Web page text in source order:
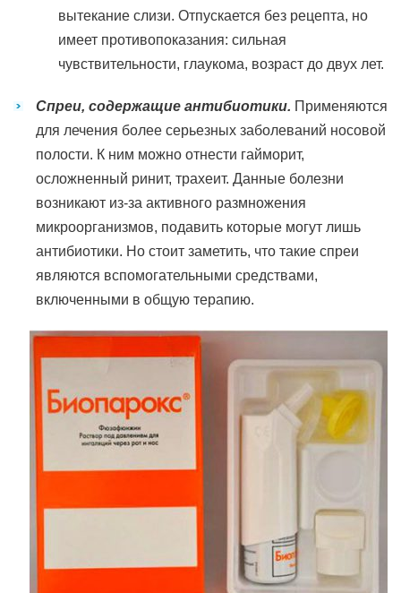
вытекание слизи. Отпускается без рецепта, но
имеет противопоказания: сильная
чувствительности, глаукома, возраст до двух лет.
Спреи, содержащие антибиотики. Применяются
для лечения более серьезных заболеваний носовой
полости. К ним можно отнести гайморит,
осложненный ринит, трахеит. Данные болезни
возникают из-за активного размножения
микроорганизмов, подавить которые могут лишь
антибиотики. Но стоит заметить, что такие спреи
являются вспомогательными средствами,
включенными в общую терапию.